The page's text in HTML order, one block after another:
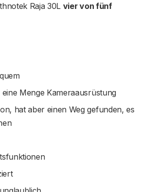
Raja 30L vier von fünf
Menge Kameraausrüstung
hat aber einen Weg gefunden, es